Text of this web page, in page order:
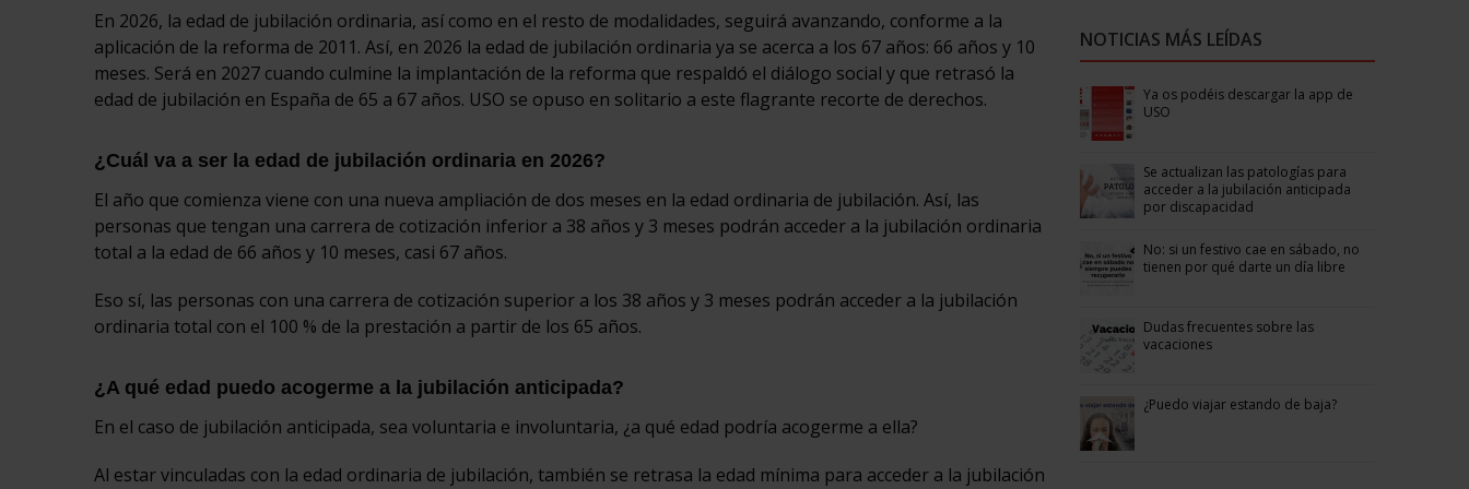
En 2026, la edad de jubilación ordinaria, así como en el resto de modalidades, seguirá avanzando, conforme a la
aplicación de la reforma de 2011. Así, en 2026 la edad de jubilación ordinaria ya se acerca a los 67 años: 66 años y 10
meses. Será en 2027 cuando culmine la implantación de la reforma que respaldó el diálogo social y que retrasó la
edad de jubilación en España de 65 a 67 años. USO se opuso en solitario a este flagrante recorte de derechos.
¿Cuál va a ser la edad de jubilación ordinaria en 2026?
El año que comienza viene con una nueva ampliación de dos meses en la edad ordinaria de jubilación. Así, las
personas que tengan una carrera de cotización inferior a 38 años y 3 meses podrán acceder a la jubilación ordinaria
total a la edad de 66 años y 10 meses, casi 67 años.
Eso sí, las personas con una carrera de cotización superior a los 38 años y 3 meses podrán acceder a la jubilación
ordinaria total con el 100 % de la prestación a partir de los 65 años.
¿A qué edad puedo acogerme a la jubilación anticipada?
En el caso de jubilación anticipada, sea voluntaria e involuntaria, ¿a qué edad podría acogerme a ella?
Al estar vinculadas con la edad ordinaria de jubilación, también se retrasa la edad mínima para acceder a la jubilación
NOTICIAS MÁS LEÍDAS
Ya os podéis descargar la app de
USO
Se actualizan las patologías para
acceder a la jubilación anticipada
por discapacidad
No: si un festivo cae en sábado, no
tienen por qué darte un día libre
Dudas frecuentes sobre las
vacaciones
¿Puedo viajar estando de baja?